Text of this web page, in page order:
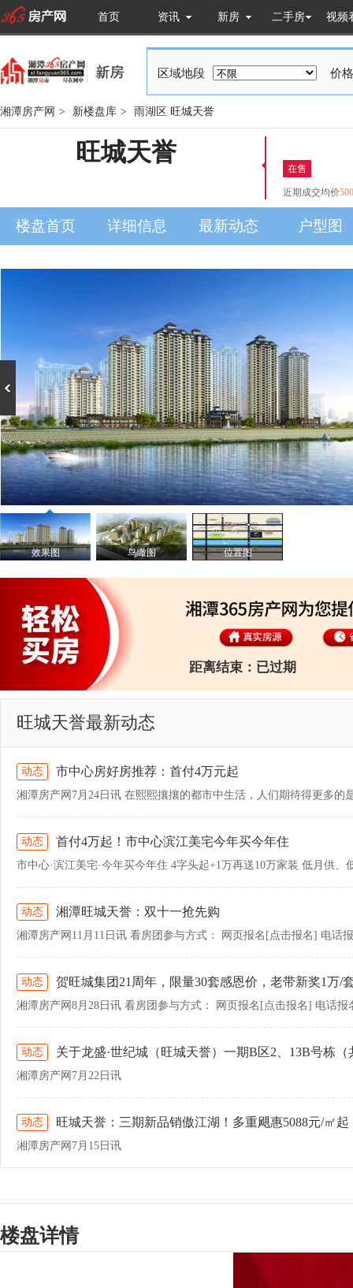
首页 资讯 新房 二手房 视频
区域地段 价
湘潭房产网 > 新楼盘库 > 雨湖区 旺城天誉
旺城天誉
在售
近期成交均价
楼盘首页 详细信息 最新动态 户型图
效果图 鸟瞰图 位置图
距离结束： 已过期
旺城天誉最新动态
动态 市中心房好房推荐：首付4万元起
动态 首付4万起！市中心滨江美宅今年买今年住
动态 湘潭旺城天誉：双十一抢先购
动态 贺旺城集团21周年，限量30套感恩价，老带新奖1万/
动态 关于龙盛·世纪城（旺城天誉）一期B区2、13B号栋
湘潭房产网7月22日讯
动态 旺城天誉：三期新品销傲江湖！多重飓惠5088元/㎡
湘潭房产网7月15日讯
楼盘详情